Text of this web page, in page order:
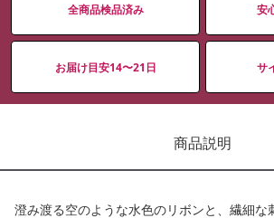
全商品検品済み 安
お届け目安14〜21日 サ
商品説明
澄み渡る空のような水色のリボンと、繊細な